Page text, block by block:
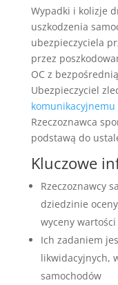
Wypadki i kolizje
uszkodzenia
ubezpieczyciela
przez
OC z
Ubezpieczyciel
komunikacyjnemu
Rzeczoznawca
podstawą do
Kluczowe
Rzeczoznawcy
dziedzinie
wyceny
Ich zadaniem
likwidacyjnych,
samochodów